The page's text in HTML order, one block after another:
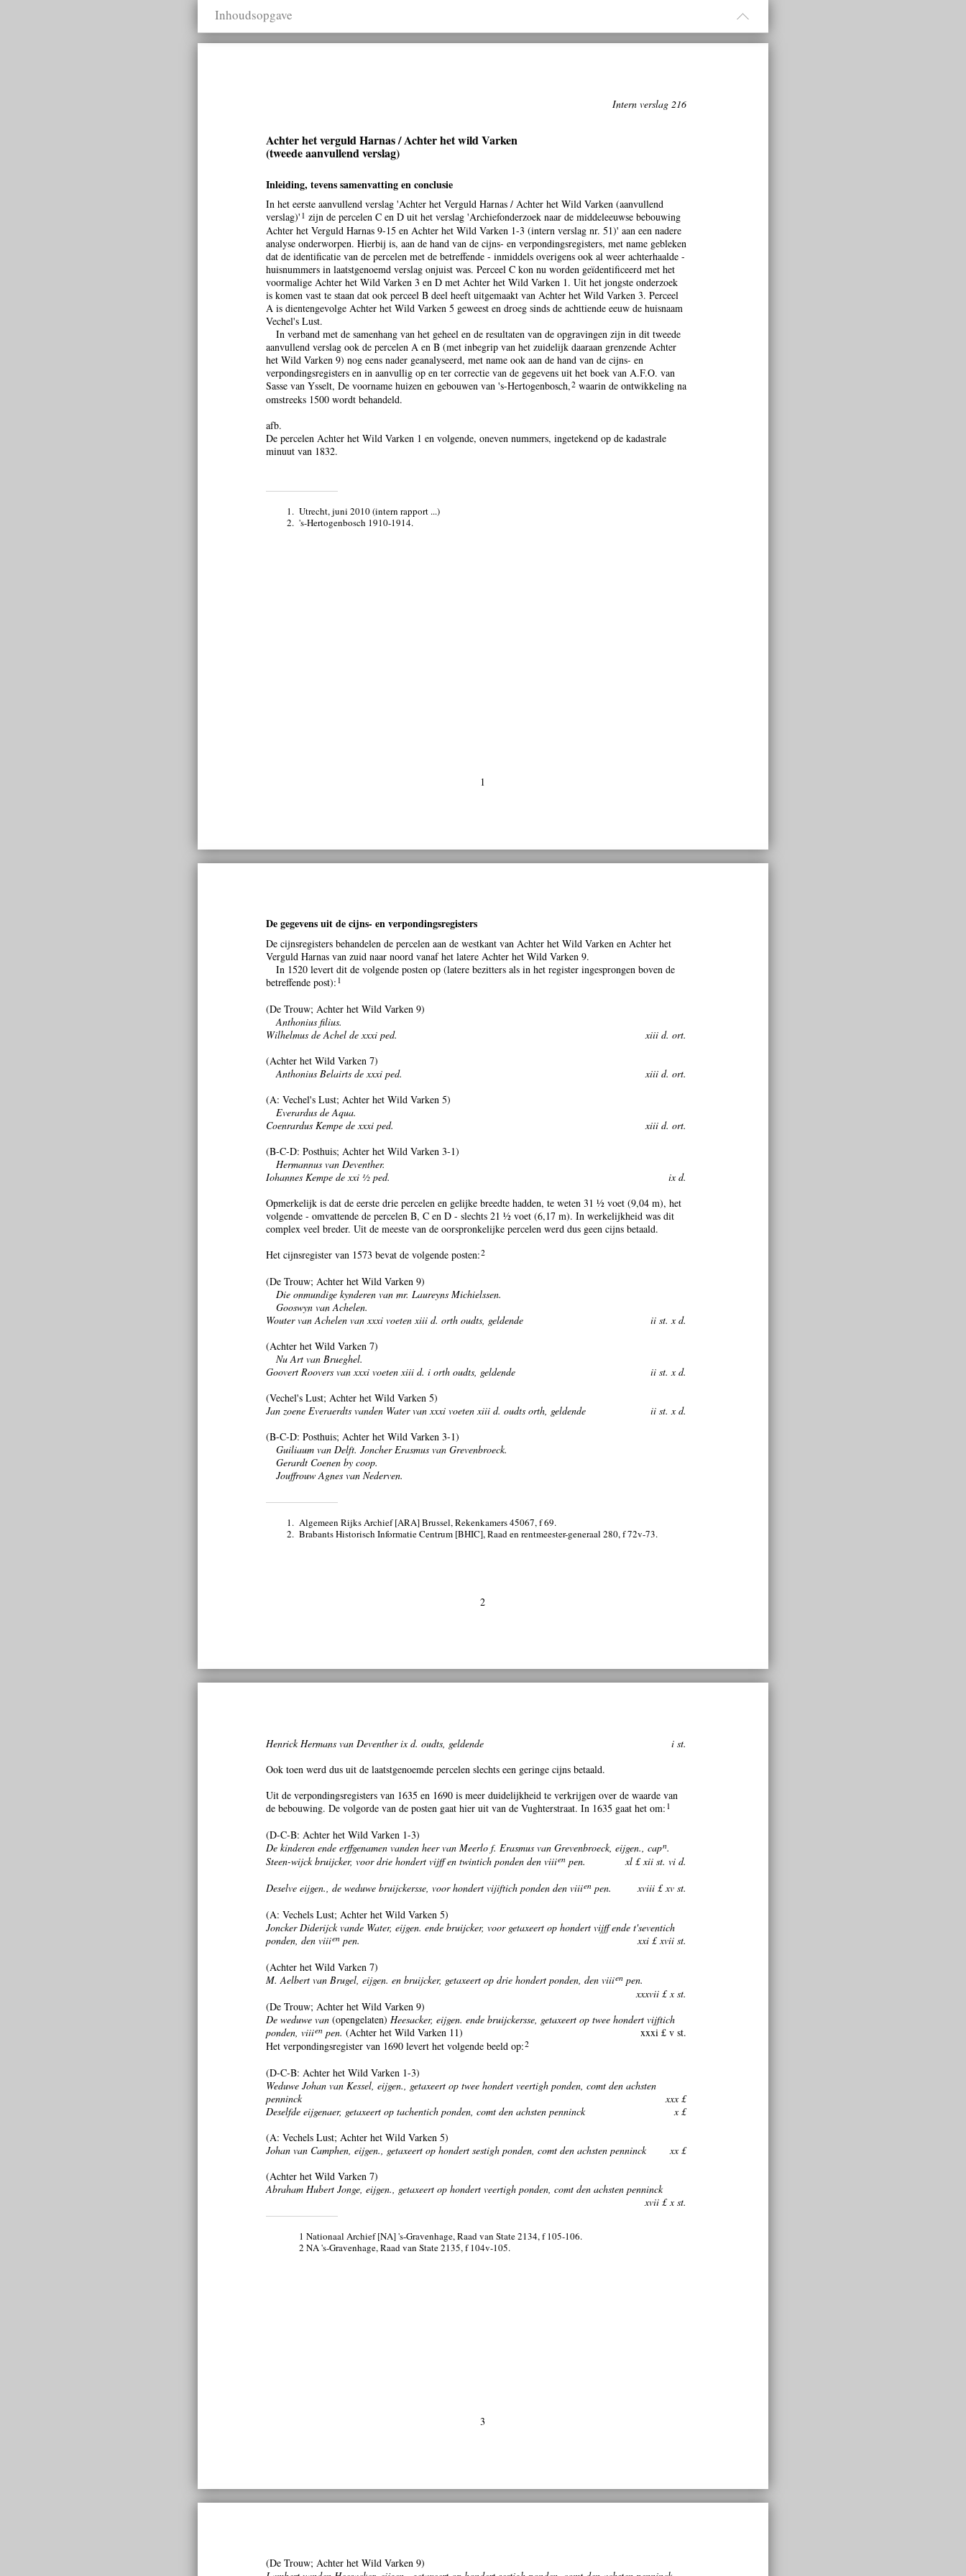
Inhoudsopgave
Intern verslag 216
Achter het verguld Harnas / Achter het wild Varken
(tweede aanvullend verslag)
Inleiding, tevens samenvatting en conclusie
In het eerste aanvullend verslag 'Achter het Verguld Harnas / Achter het Wild Varken (aanvullend
verslag)' 1 zijn de percelen C en D uit het verslag 'Archiefonderzoek naar de middeleeuwse bebouwing
Achter het Verguld Harnas 9-15 en Achter het Wild Varken 1-3 (intern verslag nr. 51)' aan een nadere
analyse onderworpen. Hierbij is, aan de hand van de cijns- en verpondingsregisters, met name gebleken
dat de identificatie van de percelen met de betreffende - inmiddels overigens ook al weer achterhaalde -
huisnummers in laatstgenoemd verslag onjuist was. Perceel C kon nu worden geïdentificeerd met het
voormalige Achter het Wild Varken 3 en D met Achter het Wild Varken 1. Uit het jongste onderzoek
is komen vast te staan dat ook perceel B deel heeft uitgemaakt van Achter het Wild Varken 3. Perceel
A is dientengevolge Achter het Wild Varken 5 geweest en droeg sinds de achttiende eeuw de huisnaam
Vechel's Lust.
In verband met de samenhang van het geheel en de resultaten van de opgravingen zijn in dit tweede
aanvullend verslag ook de percelen A en B (met inbegrip van het zuidelijk daaraan grenzende Achter
het Wild Varken 9) nog eens nader geanalyseerd, met name ook aan de hand van de cijns- en
verpondingsregisters en in aanvullig op en ter correctie van de gegevens uit het boek van A.F.O. van
Sasse van Ysselt, De voorname huizen en gebouwen van 's-Hertogenbosch,2waarin de ontwikkeling na
omstreeks 1500 wordt behandeld.
afb.
De percelen Achter het Wild Varken 1 en volgende, oneven nummers, ingetekend op de kadastrale
minuut van 1832.
1. Utrecht, juni 2010 (intern rapport ...)
2. 's-Hertogenbosch 1910-1914.
1
De gegevens uit de cijns- en verpondingsregisters
De cijnsregisters behandelen de percelen aan de westkant van Achter het Wild Varken en Achter het
Verguld Harnas van zuid naar noord vanaf het latere Achter het Wild Varken 9.
In 1520 levert dit de volgende posten op (latere bezitters als in het register ingesprongen boven de
betreffende post): 1
(De Trouw; Achter het Wild Varken 9)
Anthonius filius.
Wilhelmus de Achel de xxxi ped.
xiii d. ort.
(Achter het Wild Varken 7)
Anthonius Belairts de xxxi ped.
xiii d. ort.
(A: Vechel's Lust; Achter het Wild Varken 5)
Everardus de Aqua.
Coenrardus Kempe de xxxi ped.
xiii d. ort.
(B-C-D: Posthuis; Achter het Wild Varken 3-1)
Hermannus van Deventher.
Iohannes Kempe de xxi ½ ped.
ix d.
Opmerkelijk is dat de eerste drie percelen en gelijke breedte hadden, te weten 31 ½ voet (9,04 m), het
volgende - omvattende de percelen B, C en D - slechts 21 ½ voet (6,17 m). In werkelijkheid was dit
complex veel breder. Uit de meeste van de oorspronkelijke percelen werd dus geen cijns betaald.
Het cijnsregister van 1573 bevat de volgende posten:2
(De Trouw; Achter het Wild Varken 9)
Die onmundige kynderen van mr. Laureyns Michielssen.
Gooswyn van Achelen.
Wouter van Achelen van xxxi voeten xiii d. orth oudts, geldende
ii st. x d.
(Achter het Wild Varken 7)
Nu Art van Brueghel.
Goovert Roovers van xxxi voeten xiii d. i orth oudts, geldende
ii st. x d.
(Vechel's Lust; Achter het Wild Varken 5)
Jan zoene Everaerdts vanden Water van xxxi voeten xiii d. oudts orth, geldende
ii st. x d.
(B-C-D: Posthuis; Achter het Wild Varken 3-1)
Guiliaum van Delft. Joncher Erasmus van Grevenbroeck.
Gerardt Coenen by coop.
Jouffrouw Agnes van Nederven.
1. Algemeen Rijks Archief [ARA] Brussel, Rekenkamers 45067, f 69.
2. Brabants Historisch Informatie Centrum [BHIC], Raad en rentmeester-generaal 280, f 72v-73.
2
Henrick Hermans van Deventher ix d. oudts, geldende
i st.
Ook toen werd dus uit de laatstgenoemde percelen slechts een geringe cijns betaald.
Uit de verpondingsregisters van 1635 en 1690 is meer duidelijkheid te verkrijgen over de waarde van
de bebouwing. De volgorde van de posten gaat hier uit van de Vughterstraat. In 1635 gaat het om: 1
(D-C-B: Achter het Wild Varken 1-3)
De kinderen ende erffgenamen vanden heer van Meerlo f. Erasmus van Grevenbroeck, eijgen., capn.
Steen-wijck bruijcker, voor drie hondert vijff en twintich ponden den viiienpen.
xl £ xii st. vi d.
Deselve eijgen., de weduwe bruijckersse, voor hondert vijiftich ponden den viiienpen.
xviii £ xv st.
(A: Vechels Lust; Achter het Wild Varken 5)
Joncker Diderijck vande Water, eijgen. ende bruijcker, voor getaxeert op hondert vijff ende t'seventich
ponden, den viiienpen.
xxi £ xvii st.
(Achter het Wild Varken 7)
M. Aelbert van Brugel, eijgen. en bruijcker, getaxeert op drie hondert ponden, den viiienpen.
xxxvii £ x st.
(De Trouw; Achter het Wild Varken 9)
De weduwe van(opengelaten) Heesacker, eijgen. ende bruijckersse, getaxeert op twee hondert vijftich
ponden, viiienpen. (Achter het Wild Varken 11)
xxxi £ v st.
Het verpondingsregister van 1690 levert het volgende beeld op:2
(D-C-B: Achter het Wild Varken 1-3)
Weduwe Johan van Kessel, eijgen., getaxeert op twee hondert veertigh ponden, comt den achsten
penninck
xxx £
Deselfde eijgenaer, getaxeert op tachentich ponden, comt den achsten penninck
x £
(A: Vechels Lust; Achter het Wild Varken 5)
Johan van Camphen, eijgen., getaxeert op hondert sestigh ponden, comt den achsten penninck
xx £
(Achter het Wild Varken 7)
Abraham Hubert Jonge, eijgen., getaxeert op hondert veertigh ponden, comt den achsten penninck
xvii £ x st.
1 Nationaal Archief [NA] 's-Gravenhage, Raad van State 2134, f 105-106.
2 NA 's-Gravenhage, Raad van State 2135, f 104v-105.
3
(De Trouw; Achter het Wild Varken 9)